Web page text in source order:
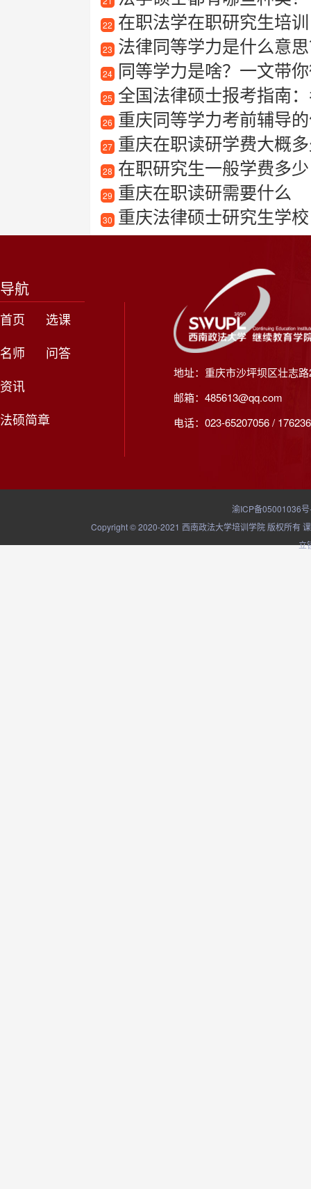
22 在职法学在职研究生培训
23 法律同等学力是什么意
24 同等学力是啥？一文带
25 全国法律硕士报考指南
26 重庆同等学力考前辅导
27 重庆在职读研学费大概
28 在职研究生一般学费多少
29 重庆在职读研需要什么
30 重庆法律硕士研究生学校
导航
首页
选课
名师
问答
资讯
法硕简章
地址：重庆市沙坪坝区壮志
邮箱：485613@qq.com
电话：023-65207056 /
渝ICP备05001036
Copyright © 2020-2021 西南政法大学培训学院 版权所有
立